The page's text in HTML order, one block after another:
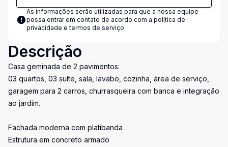
As informações serão utilizadas para que a nossa equipe
possa entrar em contato de acordo com a política de
privacidade e termos de serviço
Descrição
Casa geminada de 2 pavimentos:
03 quartos, 03 suíte, sala, lavabo, cozinha, área de serviço,
garagem para 2 carros, churrasqueira com banca e integração
ao jardim.
Fachada moderna com platibanda
Estrutura em concreto armado